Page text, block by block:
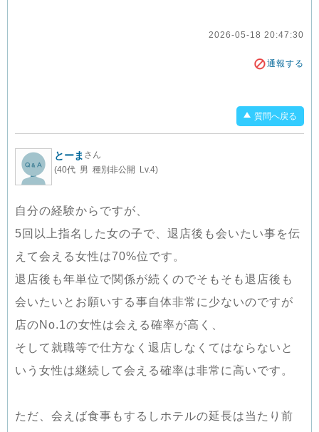
2026-05-18 20:47:30
通報する
質問へ戻る
とーま さん
(40代 男 種別非公開 Lv.4)
自分の経験からですが、
5回以上指名した女の子で、退店後も会いたい事を伝
えて会える女性は70%位です。
退店後も年単位で関係が続くのでそもそも退店後も
会いたいとお願いする事自体非常に少ないのですが
店のNo.1の女性は会える確率が高く、
そして就職等で仕方なく退店しなくてはならないと
いう女性は継続して会える確率は非常に高いです。
ただ、会えば食事もするしホテルの延長は当たり前